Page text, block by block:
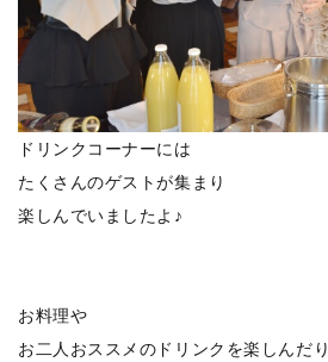
ドリンクコーナーには
たくさんのゲストが集まり
楽しんでいましたよ♪
お料理や
お二人おススメのドリンクを楽しんだり